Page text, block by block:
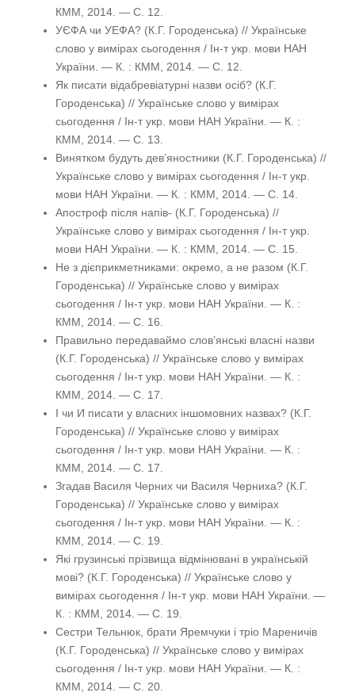
КММ, 2014. — С. 12.
УЄФА чи УЕФА? (К.Г. Городенська) // Українське
слово у вимірах сьогодення / Ін-т укр. мови НАН
України. — К. : КММ, 2014. — С. 12.
Як писати відабревіатурні назви осіб? (К.Г.
Городенська) // Українське слово у вимірах
сьогодення / Ін-т укр. мови НАН України. — К. :
КММ, 2014. — С. 13.
Винятком будуть дев’яностники (К.Г. Городенська) //
Українське слово у вимірах сьогодення / Ін-т укр.
мови НАН України. — К. : КММ, 2014. — С. 14.
Апостроф після напів- (К.Г. Городенська) //
Українське слово у вимірах сьогодення / Ін-т укр.
мови НАН України. — К. : КММ, 2014. — С. 15.
Не з дієприкметниками: окремо, а не разом (К.Г.
Городенська) // Українське слово у вимірах
сьогодення / Ін-т укр. мови НАН України. — К. :
КММ, 2014. — С. 16.
Правильно передаваймо слов’янські власні назви
(К.Г. Городенська) // Українське слово у вимірах
сьогодення / Ін-т укр. мови НАН України. — К. :
КММ, 2014. — С. 17.
І чи И писати у власних іншомовних назвах? (К.Г.
Городенська) // Українське слово у вимірах
сьогодення / Ін-т укр. мови НАН України. — К. :
КММ, 2014. — С. 17.
Згадав Василя Черних чи Василя Черниха? (К.Г.
Городенська) // Українське слово у вимірах
сьогодення / Ін-т укр. мови НАН України. — К. :
КММ, 2014. — С. 19.
Які грузинські прізвища відмінювані в українській
мові? (К.Г. Городенська) // Українське слово у
вимірах сьогодення / Ін-т укр. мови НАН України. —
К. : КММ, 2014. — С. 19.
Сестри Тельнюк, брати Яремчуки і тріо Мареничів
(К.Г. Городенська) // Українське слово у вимірах
сьогодення / Ін-т укр. мови НАН України. — К. :
КММ, 2014. — С. 20.